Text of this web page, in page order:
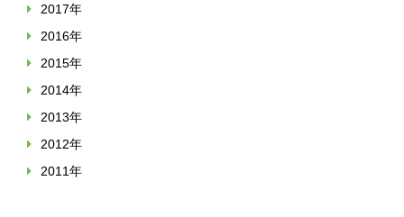
2017年
2016年
2015年
2014年
2013年
2012年
2011年